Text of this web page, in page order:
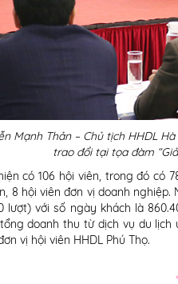
Mạnh Thản – Chủ tịch HHDL
trao đổi tại tọa đàm
có 106 hội viên, trong đó có
8 hội viên đơn vị doanh
lượt) với số ngày khách là
doanh thu từ dịch vụ du
vị hội viên HHDL Phú Thọ.